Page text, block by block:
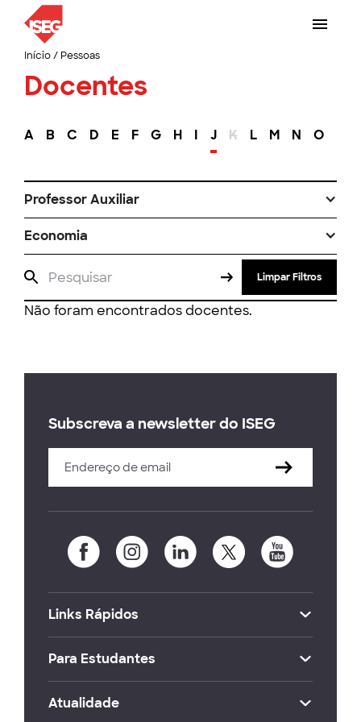
Início/ Pessoas
Docentes
A B C D E F G H I J K L M N O
Professor Auxiliar
Economia
Limpar Filtros
Não foram encontrados docentes.
Subscreva a newsletter do ISEG
Links Rápidos
Para Estudantes
Atualidade